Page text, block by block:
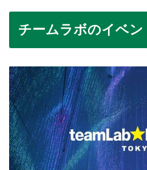
チームラボのイベ